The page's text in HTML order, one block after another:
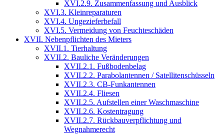
XVI.2.9. Zusammenfassung und Ausblick
XVI.3. Kleinreparaturen
XVI.4. Ungezieferbefall
XVI.5. Vermeidung von Feuchteschäden
XVII. Nebenpflichten des Mieters
XVII.1. Tierhaltung
XVII.2. Bauliche Veränderungen
XVII.2.1. Fußbodenbelag
XVII.2.2. Parabolantennen / Satellitenschüsseln
XVII.2.3. CB-Funkantennen
XVII.2.4. Fliesen
XVII.2.5. Aufstellen einer Waschmaschine
XVII.2.6. Kostentragung
XVII.2.7. Rückbauverpflichtung und
Wegnahmerecht